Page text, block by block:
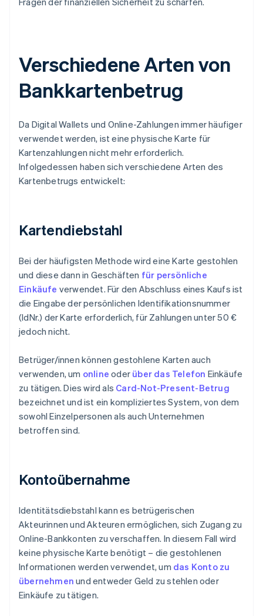
Verschiedene Arten von
Bankkartenbetrug
Da Digital Wallets und Online-Zahlungen immer häufiger
verwendet werden, ist eine physische Karte für
Kartenzahlungen nicht mehr erforderlich.
Infolgedessen haben sich verschiedene Arten des
Kartenbetrugs entwickelt:
Kartendiebstahl
Bei der häufigsten Methode wird eine Karte gestohlen
und diese dann in Geschäften für persönliche
Einkäufe verwendet. Für den Abschluss eines Kaufs ist
die Eingabe der persönlichen Identifikationsnummer
(IdNr.) der Karte erforderlich, für Zahlungen unter 50 €
jedoch nicht.
Betrüger/innen können gestohlene Karten auch
verwenden, um online oder über das Telefon Einkäufe
zu tätigen. Dies wird als Card-Not-Present-Betrug
bezeichnet und ist ein kompliziertes System, von dem
sowohl Einzelpersonen als auch Unternehmen
betroffen sind.
Kontoübernahme
Identitätsdiebstahl kann es betrügerischen
Akteurinnen und Akteuren ermöglichen, sich Zugang zu
Online-Bankkonten zu verschaffen. In diesem Fall wird
keine physische Karte benötigt – die gestohlenen
Informationen werden verwendet, um das Konto zu
übernehmen und entweder Geld zu stehlen oder
Einkäufe zu tätigen.